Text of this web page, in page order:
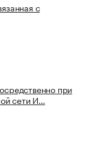
с
при
сети И…